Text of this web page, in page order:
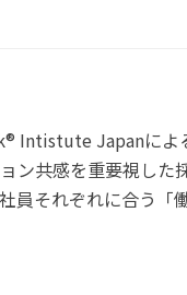
Intistute Japanによ
ン共感を重要視した
員それぞれに合う「